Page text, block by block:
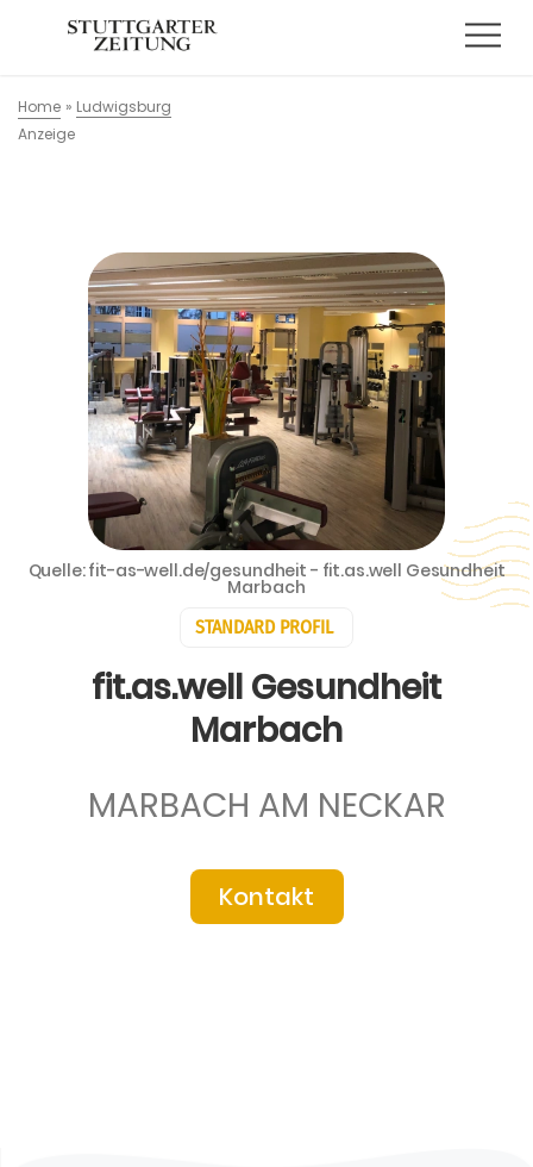
Home » Ludwigsburg
Anzeige
STANDARD PROFIL
fit.as.well Gesundheit
Marbach
MARBACH AM NECKAR
Kontakt
Quelle: fit-as-well.de/gesundheit - fit.as.well Gesundheit
Marbach